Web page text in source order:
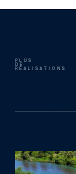
PLUS
DE
RÉALISATIONS